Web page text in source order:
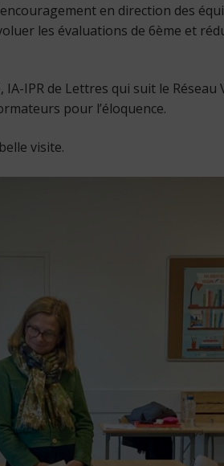
en direction des
les évaluations de 6ème et
IA-IPR de Lettres qui suit le
pour l’éloquence.
visite.